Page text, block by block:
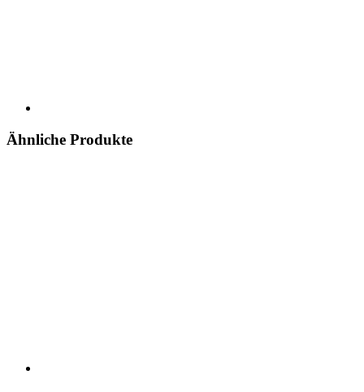
Ähnliche Produkte